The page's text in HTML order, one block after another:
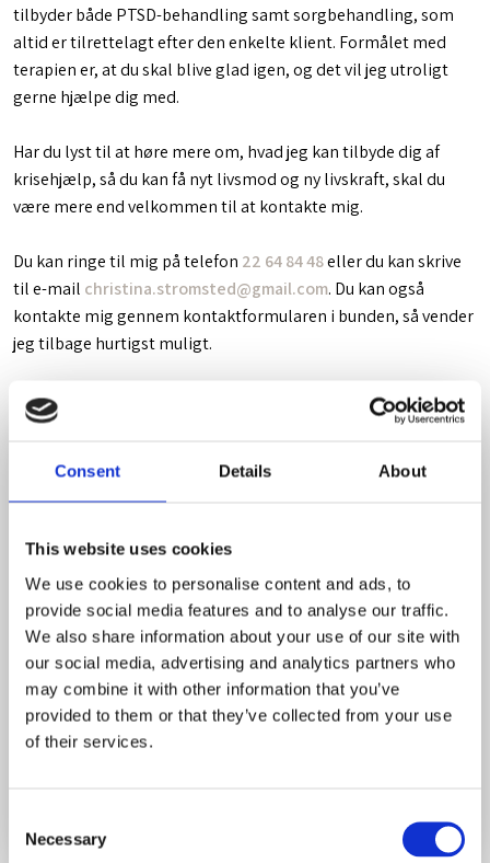
Consent Details About
This website uses cookies
We use cookies to personalise content and ads, to
provide social media features and to analyse our traffic.
We also share information about your use of our site with
our social media, advertising and analytics partners who
may combine it with other information that you’ve
provided to them or that they’ve collected from your use
of their services.
Selection
Necessary
tilbyder både PTSD-behandling samt sorgbehandling, som
altid er tilrettelagt efter den enkelte klient. Formålet med
terapien er, at du skal blive glad igen, og det vil jeg utroligt
gerne hjælpe dig med.
Har du lyst til at høre mere om, hvad jeg kan tilbyde dig af
krisehjælp, så du kan få nyt livsmod og ny livskraft, skal du
være mere end velkommen til at kontakte mig.
Du kan ringe til mig på telefon 22 64 84 48eller du kan skrive
til e-mail christina.stromsted@gmail.com. Du kan også
kontakte mig gennem kontaktformularen i bunden, så vender
jeg tilbage hurtigst muligt.